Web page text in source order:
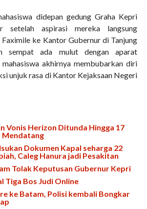
didepan gedung Graha Kepri
setelah aspirasi mereka langsung
ke Kantor Gubernur di Tanjung
sempat ada mulut dengan aparat
mahasiswa akhirnya membubarkan diri
unjuk rasa di Kantor Kejaksaan Negeri
Vonis Herizon Ditunda Hingga 17
Mendatang
Dokumen Kapal seharga 22
Caleg Hanura jadi Pesakitan
Tolak Keputusan Gubernur Kepri
Tiga Bos Judi Online
ke Batam, Polisi kembali Bongkar